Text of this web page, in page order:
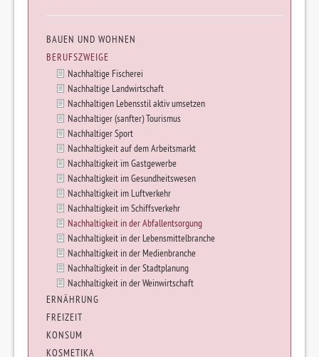
BAUEN UND WOHNEN
BERUFSZWEIGE
Nachhaltige Fischerei
Nachhaltige Landwirtschaft
Nachhaltigen Lebensstil aktiv umsetzen
Nachhaltiger (sanfter) Tourismus
Nachhaltiger Sport
Nachhaltigkeit auf dem Arbeitsmarkt
Nachhaltigkeit im Gastgewerbe
Nachhaltigkeit im Gesundheitswesen
Nachhaltigkeit im Luftverkehr
Nachhaltigkeit im Schiffsverkehr
Nachhaltigkeit in der Abfallentsorgung
Nachhaltigkeit in der Lebensmittelbranche
Nachhaltigkeit in der Medienbranche
Nachhaltigkeit in der Stadtplanung
Nachhaltigkeit in der Weinwirtschaft
ERNÄHRUNG
FREIZEIT
KONSUM
KOSMETIKA